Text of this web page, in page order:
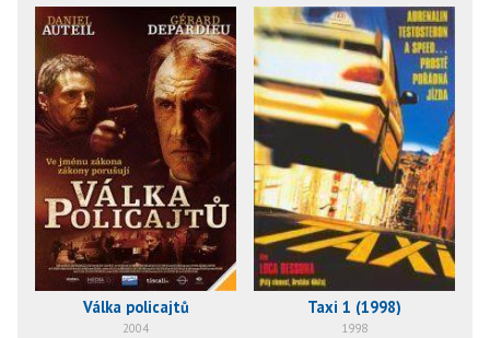
Válka policajtů
2004
Taxi 1 (1998)
1998